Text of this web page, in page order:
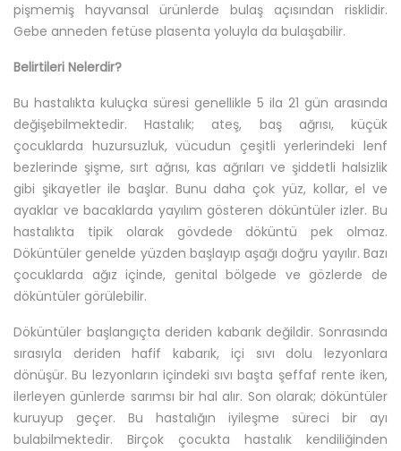
pişmemiş hayvansal ürünlerde bulaş açısından risklidir.
Gebe anneden fetüse plasenta yoluyla da bulaşabilir.
Belirtileri Nelerdir?
Bu hastalıkta kuluçka süresi genellikle 5 ila 21 gün arasında
değişebilmektedir. Hastalık; ateş, baş ağrısı, küçük
çocuklarda huzursuzluk, vücudun çeşitli yerlerindeki lenf
bezlerinde şişme, sırt ağrısı, kas ağrıları ve şiddetli halsizlik
gibi şikayetler ile başlar. Bunu daha çok yüz, kollar, el ve
ayaklar ve bacaklarda yayılım gösteren döküntüler izler. Bu
hastalıkta tipik olarak gövdede döküntü pek olmaz.
Döküntüler genelde yüzden başlayıp aşağı doğru yayılır. Bazı
çocuklarda ağız içinde, genital bölgede ve gözlerde de
döküntüler görülebilir.
Döküntüler başlangıçta deriden kabarık değildir. Sonrasında
sırasıyla deriden hafif kabarık, içi sıvı dolu lezyonlara
dönüşür. Bu lezyonların içindeki sıvı başta şeffaf rente iken,
ilerleyen günlerde sarımsı bir hal alır. Son olarak; döküntüler
kuruyup geçer. Bu hastalığın iyileşme süreci bir ayı
bulabilmektedir. Birçok çocukta hastalık kendiliğinden